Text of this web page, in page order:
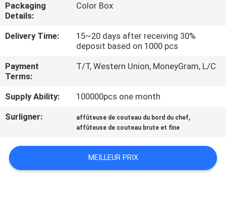
DE
L'USINE
CONTRÔLE
DE
LA
QUALITÉ
NOUS
CONTACTER
Packaging
Details:
Color Box
Delivery Time:
15~20 days after receiving 30%
deposit based on 1000 pcs
Payment
Terms:
T/T, Western Union, MoneyGram, L/C
Supply Ability:
100000pcs one month
Surligner:
affûteuse de couteau du bord du chef,
affûteuse de couteau brute et fine
MEILLEUR PRIX